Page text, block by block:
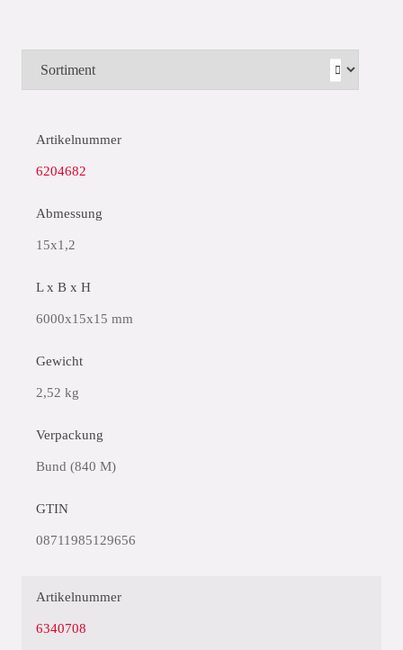
Artikelnummer
6204682
Abmessung
15x1,2
L x B x H
6000x15x15 mm
Gewicht
2,52 kg
Verpackung
Bund (840 M)
GTIN
08711985129656
Artikelnummer
6340708